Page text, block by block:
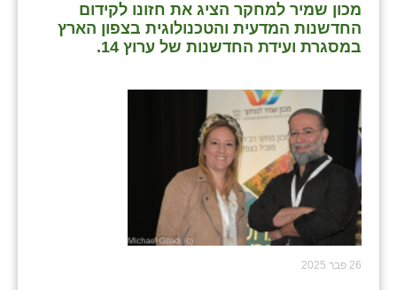
מכון שמיר למחקר הציג את חזונו לקידום
החדשנות המדעית והטכנולוגית בצפון הארץ
במסגרת ועידת החדשנות של ערוץ 14.
26 פבר 2025